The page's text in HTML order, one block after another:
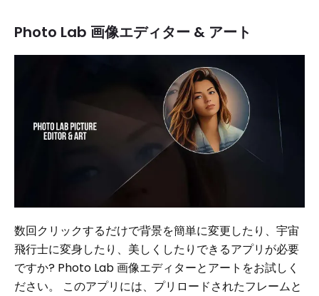
Photo Lab 画像エディター & アート
数回クリックするだけで背景を簡単に変更したり、宇宙
飛行士に変身したり、美しくしたりできるアプリが必要
ですか? Photo Lab 画像エディターとアートをお試しく
ださい。 このアプリには、プリロードされたフレームと